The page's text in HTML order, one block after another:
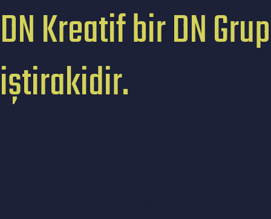
DN Kreatif bir DN Grup
iştirakidir.